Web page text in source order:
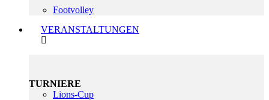
Footvolley
VERANSTALTUNGEN
TURNIERE
Lions-Cup